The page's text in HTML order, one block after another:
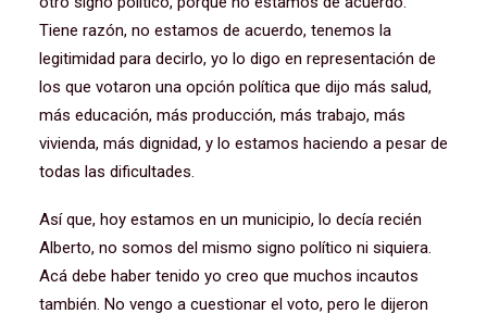
Tiene razón, no estamos de acuerdo, tenemos la
legitimidad para decirlo, yo lo digo en representación de
los que votaron una opción política que dijo más salud,
más educación, más producción, más trabajo, más
vivienda, más dignidad, y lo estamos haciendo a pesar de
todas las dificultades.
Así que, hoy estamos en un municipio, lo decía recién
Alberto, no somos del mismo signo político ni siquiera.
Acá debe haber tenido yo creo que muchos incautos
también. No vengo a cuestionar el voto, pero le dijeron